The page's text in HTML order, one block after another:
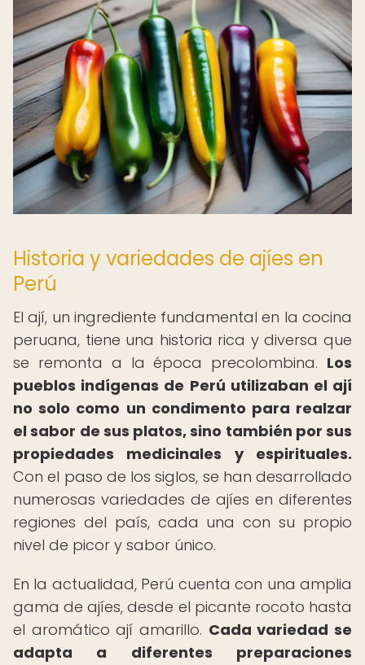
Historia y variedades de ajíes en
Perú
El ají, un ingrediente fundamental en la cocina
peruana, tiene una historia rica y diversa que
se remonta a la época precolombina. Los
pueblos indígenas de Perú utilizaban el ají
no solo como un condimento para realzar
el sabor de sus platos, sino también por sus
propiedades medicinales y espirituales.
Con el paso de los siglos, se han desarrollado
numerosas variedades de ajíes en diferentes
regiones del país, cada una con su propio
nivel de picor y sabor único.
En la actualidad, Perú cuenta con una amplia
gama de ajíes, desde el picante rocoto hasta
el aromático ají amarillo. Cada variedad se
adapta a diferentes preparaciones